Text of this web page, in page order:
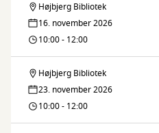
Digital
Café
Højbjerg Bibliotek
16. november 2026
10:00 - 12:00
Digital
Café
Højbjerg Bibliotek
23. november 2026
10:00 - 12:00